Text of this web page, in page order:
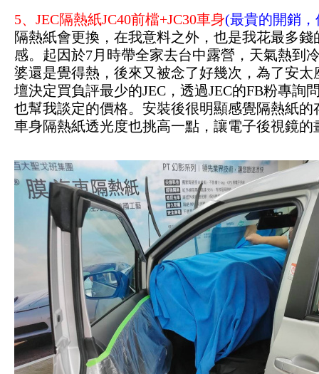
5、JEC隔熱紙JC40前檔+JC30車身(最貴的開銷
隔熱紙會更換，在我意料之外，也是我花最多
感。起因於7月時帶全家去台中露營，天氣熱到
婆還是覺得熱，後來又被念了好幾次，為了安
壇決定買負評最少的JEC，透過JEC的FB粉專詢
也幫我談定的價格。安裝後很明顯感覺隔熱紙
車身隔熱紙透光度也挑高一點，讓電子後視鏡